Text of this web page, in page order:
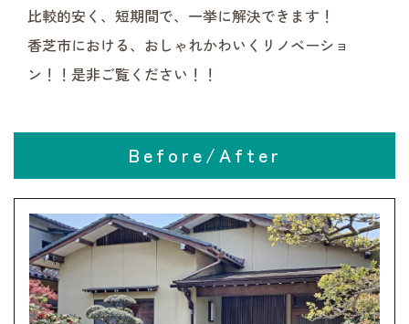
比較的安く、短期間で、一挙に解決できます！
香芝市における、おしゃれかわいくリノベーショ
ン！！是非ご覧ください！！
Before/After